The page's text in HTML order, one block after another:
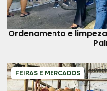
Ordenamento e
FEIRAS E MERCADOS